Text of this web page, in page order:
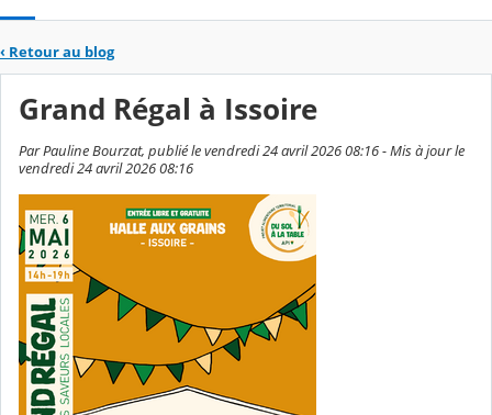
‹ Retour au blog
Grand Régal à Issoire
Par Pauline Bourzat, publié le vendredi 24 avril 2026 08:16 - Mis à jour le
vendredi 24 avril 2026 08:16